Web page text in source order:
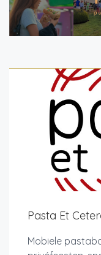
Pasta Et
Mobiele